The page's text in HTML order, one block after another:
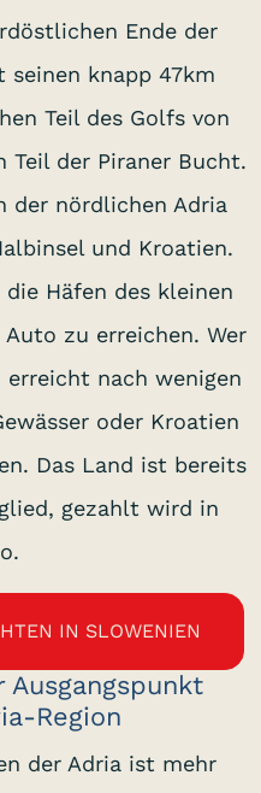
Ende der
knapp 47km
Teil des Golfs von
Teil der Piraner Bucht.
der nördlichen Adria
und Kroatien.
Häfen des kleinen
zu erreichen. Wer
erreicht nach wenigen
oder Kroatien
Das Land ist bereits
gezahlt wird in
IN SLOWENIEN
Region
der Adria ist mehr